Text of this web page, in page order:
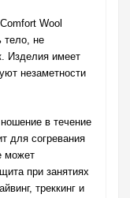
Wool
тело, не
Изделия имеет
незаметности
в течение
для согревания
может
при занятиях
треккинг и